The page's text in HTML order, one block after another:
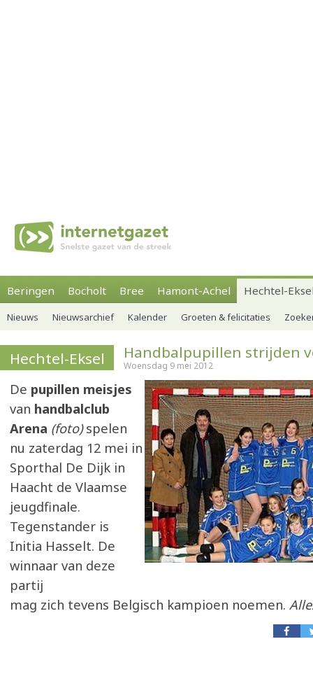
Beringen Bocholt Bree Hamont-Achel Hechtel-
Nieuws Nieuwsarchief Kalender Groeten & felicitaties
Hechtel-Eksel Handbalpupillen strijden
Woensdag 9 mei 2012
De pupillen meisjes
van handbalclub
Arena (foto)spelen
nu zaterdag 12 mei in
Sporthal De Dijk in
Haacht de Vlaamse
jeugdfinale.
Tegenstander is
Initia Hasselt. De
winnaar van deze
partij
mag zich tevens Belgisch kampioen noemen.